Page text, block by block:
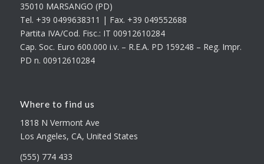
35010 MARSANGO (PD)
Tel. +39 0499638311 | Fax. +39 049552688
Partita IVA/Cod. Fisc.: IT 00912610284
Cap. Soc. Euro 600.000 i.v. – R.E.A. PD 159248 – Reg. Impr.
PD n. 00912610284
Where to find us
1818 N Vermont Ave
Los Angeles, CA, United States
(555) 774 433